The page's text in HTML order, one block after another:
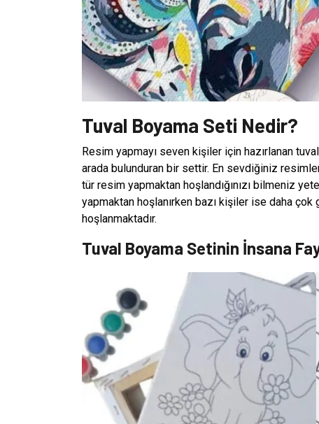
Tuval Boyama Seti Nedir?
Resim yapmayı seven kişiler için hazırlanan
arada bulunduran bir settir. En sevdiğiniz
tür resim yapmaktan hoşlandığınızı bilmeniz
yapmaktan hoşlanırken bazı kişiler ise daha
hoşlanmaktadır.
Tuval Boyama Setinin İnsana